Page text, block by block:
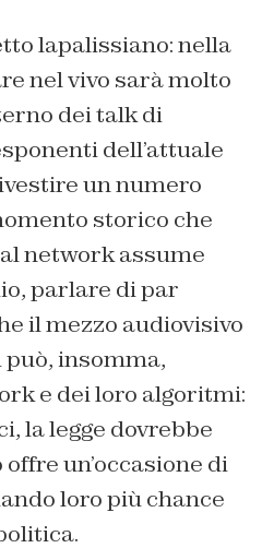
lapalissiano: nella
nel vivo sarà molto
dei talk di
dell’attuale
un numero
storico che
network assume
parlare di par
il mezzo audiovisivo
insomma,
e dei loro algoritmi:
la legge dovrebbe
un’occasione di
loro più chance